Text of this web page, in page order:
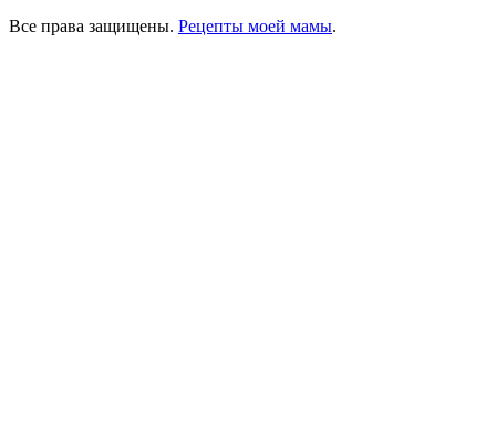
Все права защищены. Рецепты моей мамы.